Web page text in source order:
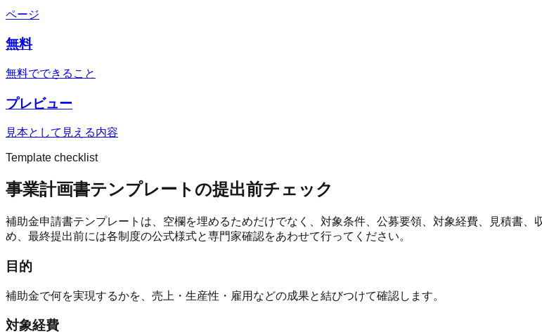
ページ
無料
無料でできること
プレビュー
見本として見える内容
Template checklist
事業計画書テンプレートの提出前チェック
補助金申請書テンプレートは、空欄を埋めるためだけでなく、対象条件、公募要領、対象経費、見積書
め、最終提出前には各制度の公式様式と専門家確認をあわせて行ってください。
目的
補助金で何を実現するかを、売上・生産性・雇用などの成果と結びつけて確認します。
対象経費